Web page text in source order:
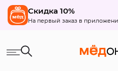
Скидка 10%
На первый заказ в